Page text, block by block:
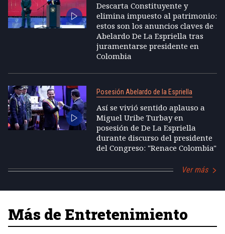
Descarta Constituyente y
elimina impuesto al patrimonio:
estos son los anuncios claves de
Abelardo De La Espriella tras
juramentarse presidente en
Colombia
Posesión Abelardo de la Espriella
Así se vivió sentido aplauso a
Miguel Uribe Turbay en
posesión de De La Espriella
durante discurso del presidente
del Congreso: "Renace Colombia"
Ver más
Más de Entretenimiento